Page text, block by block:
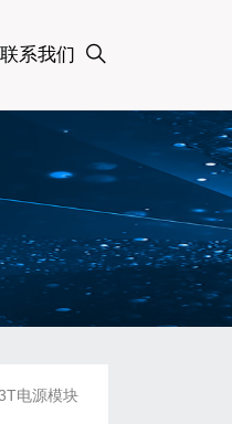
联系我们
电源模块